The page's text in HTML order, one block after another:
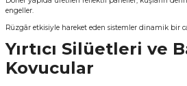
engeller.
Rüzgâr etkisiyle hareket eden sistemler dinamik bir
Yırtıcı Silüetleri ve
Kovucular